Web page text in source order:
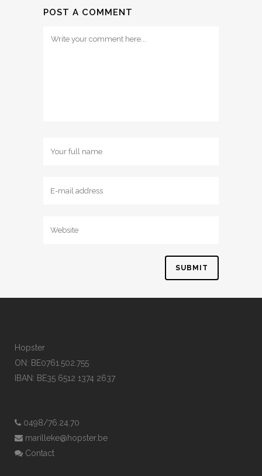
POST A COMMENT
Hopster
ON: BE0761.502.755
IBAN: BE35 6512 1374 2637
0498/76.24.70
marilleke@hopster.be
Contact